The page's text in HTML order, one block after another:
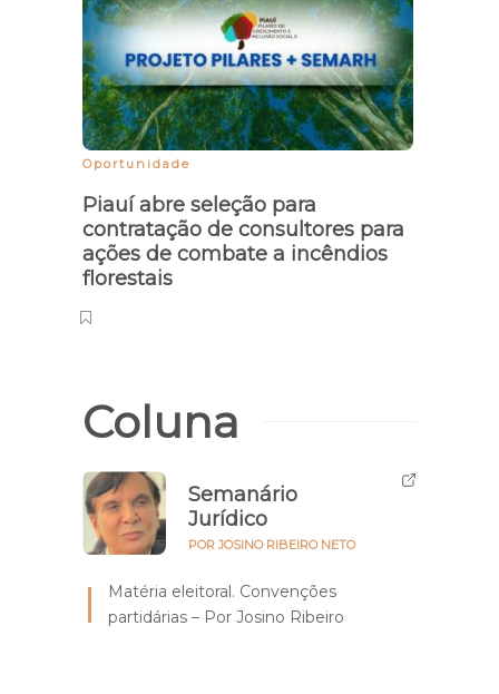
Oportunidade
Piauí abre seleção para
contratação de consultores para
ações de combate a incêndios
florestais
Coluna
Semanário
Jurídico
POR JOSINO RIBEIRO NETO
Matéria eleitoral. Convenções
partidárias – Por Josino Ribeiro